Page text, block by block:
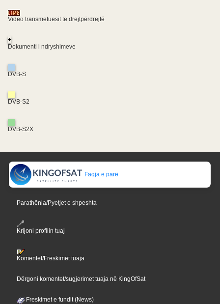
Video transmetuesit të drejtpërdrejtë
+
Dokumenti i ndryshimeve
DVB-S
DVB-S2
DVB-S2X
Faqja e parë
Parathënia/Pyetjet e shpeshta
Krijoni profilin tuaj
Komentet/Freskimet tuaja
Dërgoni komentet/sugjerimet tuaja në KingOfSat
Freskimet e fundit (News)